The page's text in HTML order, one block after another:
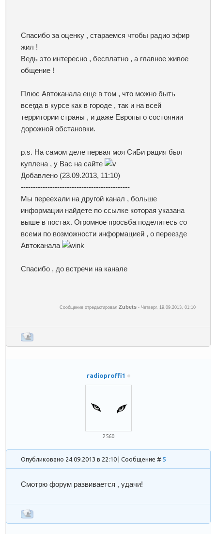
Спасибо за оценку , стараемся чтобы радио эфир
жил !
Ведь это интересно , бесплатно , а главное живое
общение !
Плюс Автоканала еще в том , что можно быть
всегда в курсе как в городе , так и на всей
территории страны , и даже Европы о состоянии
дорожной обстановки.
p.s. На самом деле первая моя СиБи рация был
куплена , у Вас на сайте
Добавлено (23.09.2013, 11:10)
---------------------------------------------
Мы переехали на другой канал , больше
информации найдете по ссылке которая указана
выше в постах. Огромное просьба поделитесь со
всеми по возможности информацией , о переезде
Автоканала
Спасибо , до встречи на канале
Сообщение отредактировалZubets -Четверг, 19.09.2013, 01:10
radioproffi1
2560
Опубликовано 24.09.2013 в 22:10 | Сообщение #5
Смотрю форум развивается , удачи!